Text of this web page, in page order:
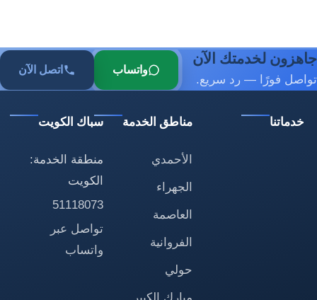
جاهزون لخدمتك الآن
تواصل فورًا — رد سريع.
واتساب اتصل الآن
خدماتنا مناطق الخدمة
الأحمدي
الجهراء
العاصمة
الفروانية
حولي
مبارك الكبير
سباك الكويت
منطقة الخدمة:
الكويت
51118073
تواصل عبر
واتساب